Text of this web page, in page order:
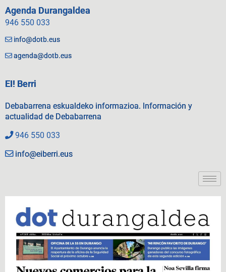
Agenda Durangaldea
946 550 033
info@dotb.eus
agenda@dotb.eus
EI! Berri
Debabarrena eskualdeko informazioa. Información y
actualidad de Debabarrena
946 550 033
info@eiberri.eus